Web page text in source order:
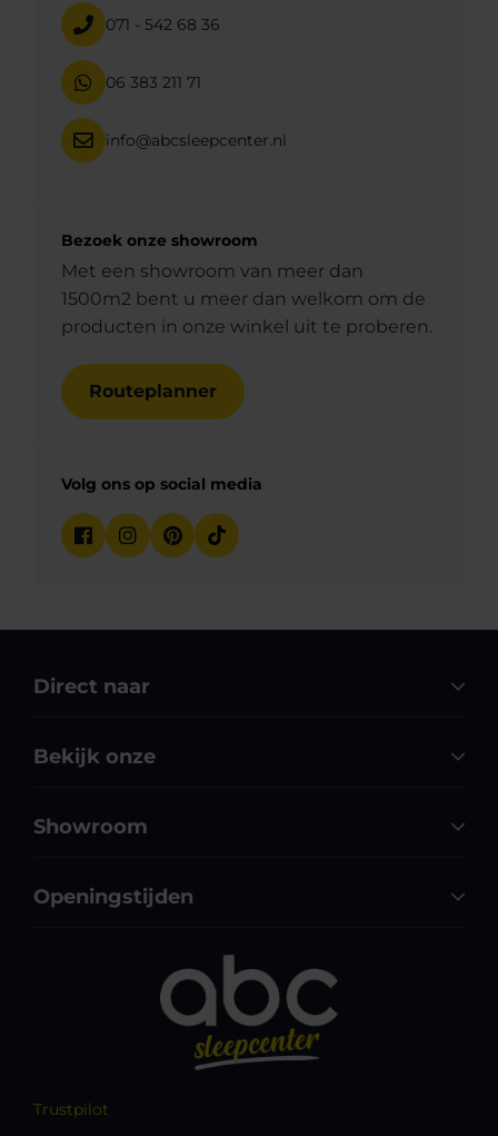
071 - 542 68 36
06 383 211 71
info@abcsleepcenter.nl
Bezoek onze showroom
Met een showroom van meer dan
1500m2 bent u meer dan welkom om de
producten in onze winkel uit te proberen.
Routeplanner
Volg ons op social media
Direct naar
Bekijk onze
Showroom
Openingstijden
Trustpilot